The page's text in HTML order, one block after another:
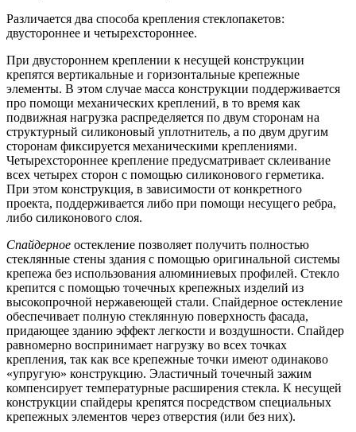
Различается два способа крепления стеклопакетов:
двустороннее и четырехстороннее.
При двустороннем креплении к несущей конструкции
крепятся вертикальные и горизонтальные крепежные
элементы. В этом случае масса конструкции поддерживается
про помощи механических креплений, в то время как
подвижная нагрузка распределяется по двум сторонам на
структурный силиконовый уплотнитель, а по двум другим
сторонам фиксируется механическими креплениями.
Четырехстороннее крепление предусматривает склеивание
всех четырех сторон с помощью силиконового герметика.
При этом конструкция, в зависимости от конкретного
проекта, поддерживается либо при помощи несущего ребра,
либо силиконового слоя.
Спайдерное остекление позволяет получить полностью
стеклянные стены здания с помощью оригинальной системы
крепежа без использования алюминиевых профилей. Стекло
крепится с помощью точечных крепежных изделий из
высокопрочной нержавеющей стали. Спайдерное остекление
обеспечивает полную стеклянную поверхность фасада,
придающее зданию эффект легкости и воздушности. Спайдер
равномерно воспринимает нагрузку во всех точках
крепления, так как все крепежные точки имеют одинаково
«упругую» конструкцию. Эластичный точечный зажим
компенсирует температурные расширения стекла. К несущей
конструкции спайдеры крепятся посредством специальных
крепежных элементов через отверстия (или без них).